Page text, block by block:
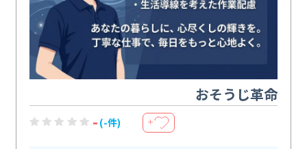
おそうじ革命
- (-件) ＋